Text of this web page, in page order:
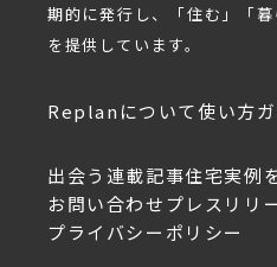
期的に発行し、「住む」「
を提供しています。
Replanについて使い方
出会う 連載記事住宅実例
お問い合わせ プレスリリ
プライバシーポリシー